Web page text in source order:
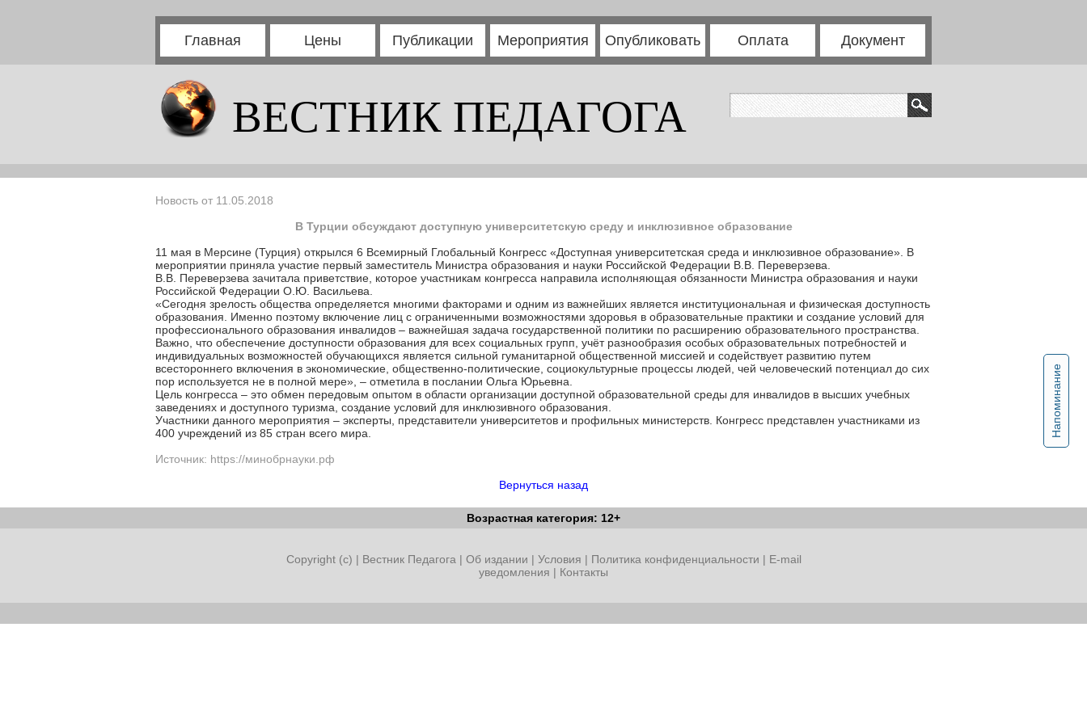
Главная Цены Публикации Мероприятия Опубликовать Оплата Документ
ВЕСТНИК ПЕДАГОГА
Напоминание
Новость от 11.05.2018
В Турции обсуждают доступную университетскую среду и инклюзивное образование
11 мая в Мерсине (Турция) открылся 6 Всемирный Глобальный Конгресс «Доступная университетская среда и инклюзивное образование». В
мероприятии приняла участие первый заместитель Министра образования и науки Российской Федерации В.В. Переверзева.
В.В. Переверзева зачитала приветствие, которое участникам конгресса направила исполняющая обязанности Министра образования и науки
Российской Федерации О.Ю. Васильева.
«Сегодня зрелость общества определяется многими факторами и одним из важнейших является институциональная и физическая доступность
образования. Именно поэтому включение лиц с ограниченными возможностями здоровья в образовательные практики и создание условий для
профессионального образования инвалидов – важнейшая задача государственной политики по расширению образовательного пространства.
Важно, что обеспечение доступности образования для всех социальных групп, учёт разнообразия особых образовательных потребностей и
индивидуальных возможностей обучающихся является сильной гуманитарной общественной миссией и содействует развитию путем
всестороннего включения в экономические, общественно-политические, социокультурные процессы людей, чей человеческий потенциал до сих
пор используется не в полной мере», – отметила в послании Ольга Юрьевна.
Цель конгресса – это обмен передовым опытом в области организации доступной образовательной среды для инвалидов в высших учебных
заведениях и доступного туризма, создание условий для инклюзивного образования.
Участники данного мероприятия – эксперты, представители университетов и профильных министерств. Конгресс представлен участниками из
400 учреждений из 85 стран всего мира.
Источник: https://минобрнауки.рф
Вернуться назад
Возрастная категория: 12+
Copyright (c) | Вестник Педагога | Об издании | Условия | Политика конфиденциальности | E-mail
уведомления | Контакты